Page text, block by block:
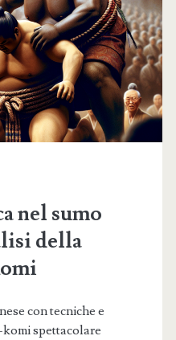
nel sumo
della
con tecniche e
spettacolare